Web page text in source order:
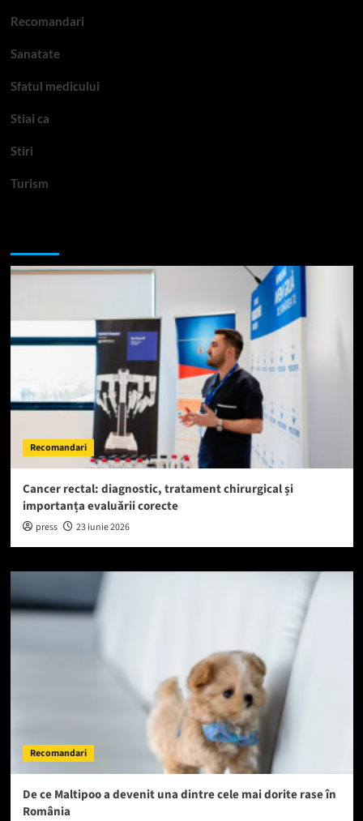
Recomandari
Sanatate
Sfatul medicului
Stiai ca
Stiri
Turism
Recomandari
Cancer rectal: diagnostic, tratament chirurgical și
importanța evaluării corecte
press 23 iunie 2026
Recomandari
De ce Maltipoo a devenit una dintre cele mai dorite rase în
România